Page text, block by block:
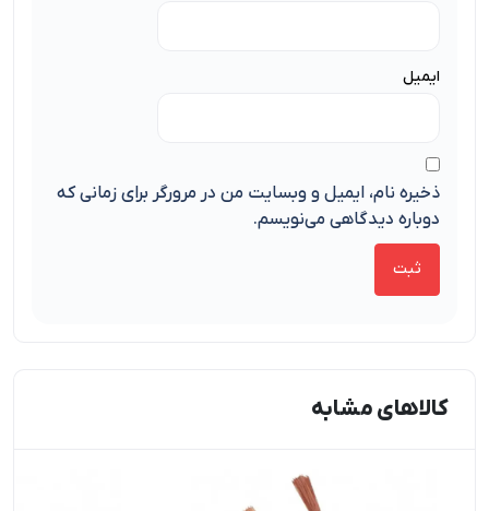
ایمیل
ذخیره نام، ایمیل و وبسایت من در مرورگر برای زمانی که
دوباره دیدگاهی می‌نویسم.
کالاهای مشابه